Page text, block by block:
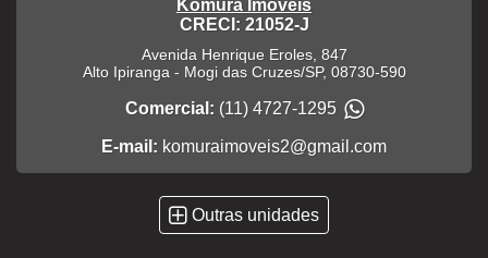
Komura Imóveis
CRECI: 21052-J
Avenida Henrique Eroles, 847
Alto Ipiranga - Mogi das Cruzes/SP, 08730-590
Comercial: (11) 4727-1295
E-mail: komuraimoveis2@gmail.com
Outras unidades